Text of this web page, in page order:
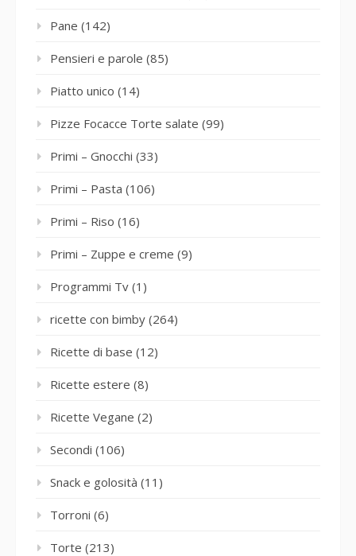
Pane (142)
Pensieri e parole (85)
Piatto unico (14)
Pizze Focacce Torte salate (99)
Primi – Gnocchi (33)
Primi – Pasta (106)
Primi – Riso (16)
Primi – Zuppe e creme (9)
Programmi Tv (1)
ricette con bimby (264)
Ricette di base (12)
Ricette estere (8)
Ricette Vegane (2)
Secondi (106)
Snack e golosità (11)
Torroni (6)
Torte (213)